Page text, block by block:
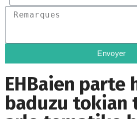
Envoyer
EHBaien parte
baduzu tokian